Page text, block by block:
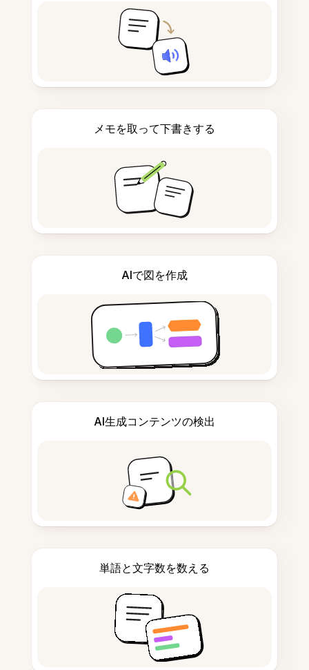
メモを取って下書きする
AIで図を作成
AI生成コンテンツの検出
単語と文字数を数える